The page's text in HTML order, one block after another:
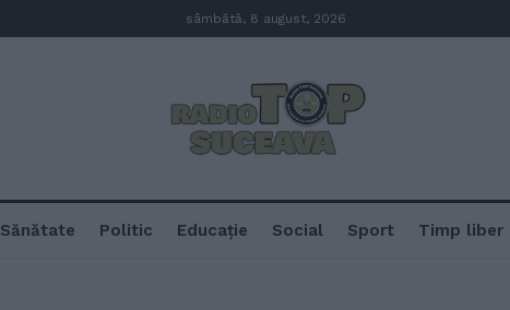
sâmbătă, 8 august, 2026
Sănătate Politic Educație Social Sport Timp liber